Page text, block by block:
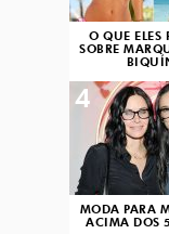
O QUE ELES
SOBRE
MODA PARA
ACIMA DOS
4